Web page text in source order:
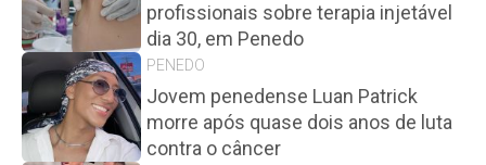
profissionais sobre terapia injetável
dia 30, em Penedo
PENEDO
Jovem penedense Luan Patrick
morre após quase dois anos de luta
contra o câncer